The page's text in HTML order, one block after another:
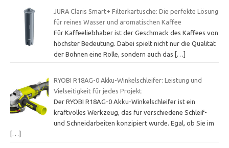
JURA Claris Smart+ Filterkartusche: Die perfekte Lösung
für reines Wasser und aromatischen Kaffee
Für Kaffeeliebhaber ist der Geschmack des Kaffees von
höchster Bedeutung. Dabei spielt nicht nur die Qualität
der Bohnen eine Rolle, sondern auch das […]
RYOBI R18AG-0 Akku-Winkelschleifer: Leistung und
Vielseitigkeit für jedes Projekt
Der RYOBI R18AG-0 Akku-Winkelschleifer ist ein
kraftvolles Werkzeug, das für verschiedene Schleif-
und Schneidarbeiten konzipiert wurde. Egal, ob Sie im
[…]